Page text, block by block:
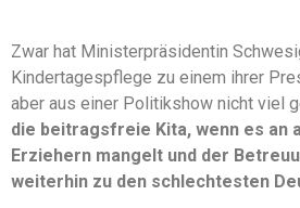
Zwar hat Ministerpräsidentin
Kindertagespflege zu einem ihrer
aber aus einer Politikshow nicht viel
die beitragsfreie Kita, wenn es an
Erziehern mangelt und der
weiterhin zu den schlechtesten